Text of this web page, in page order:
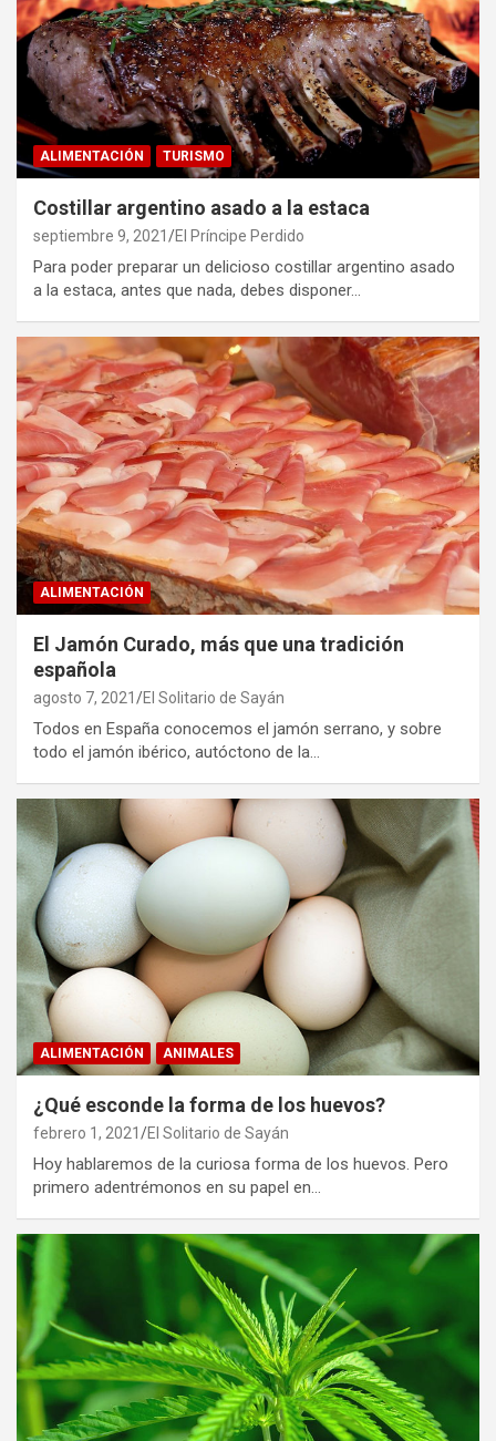
ALIMENTACIÓN TURISMO
Costillar argentino asado a la estaca
septiembre 9, 2021 El Príncipe Perdido
Para poder preparar un delicioso costillar argentino asado
a la estaca, antes que nada, debes disponer…
ALIMENTACIÓN
El Jamón Curado, más que una tradición
española
agosto 7, 2021 El Solitario de Sayán
Todos en España conocemos el jamón serrano, y sobre
todo el jamón ibérico, autóctono de la…
ALIMENTACIÓN ANIMALES
¿Qué esconde la forma de los huevos?
febrero 1, 2021 El Solitario de Sayán
Hoy hablaremos de la curiosa forma de los huevos. Pero
primero adentrémonos en su papel en…